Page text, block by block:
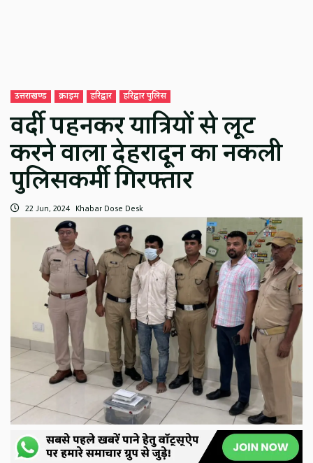
उत्तराखण्ड क्राइम हरिद्वार हरिद्वार पुलिस
वर्दी पहनकर यात्रियों से लूट
करने वाला देहरादून का नकली
पुलिसकर्मी गिरफ्तार
22 Jun, 2024 Khabar Dose Desk